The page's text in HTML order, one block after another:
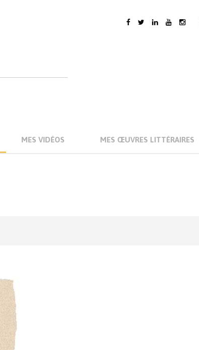
MES VIDÉOS MES ŒUVRES LITTÉRAIRES